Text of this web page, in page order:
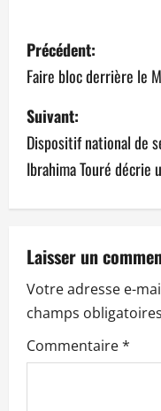
N
a
v
i
g
t
i
o
n
Précédent:
Faire bloc derrière le
Suivant:
Dispositif national de
Ibrahima Touré décrie
Laisser un
Votre adresse e-
champs
Commentaire*